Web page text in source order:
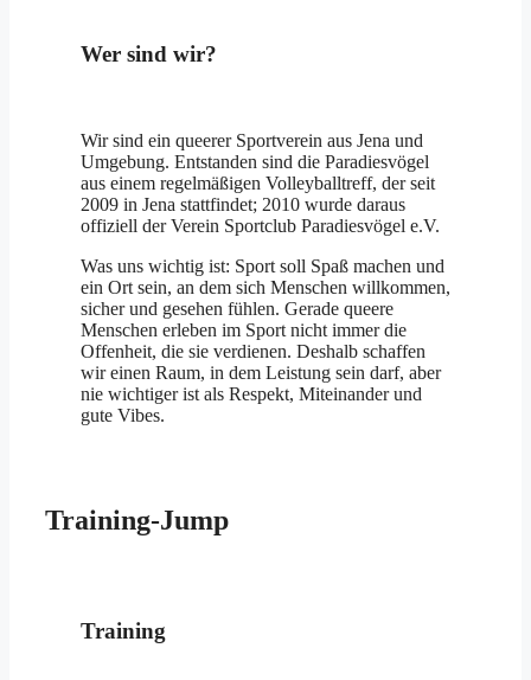
Wer sind wir?
Wir sind ein queerer Sportverein aus Jena und
Umgebung. Entstanden sind die Paradiesvögel
aus einem regelmäßigen Volleyballtreff, der seit
2009 in Jena stattfindet; 2010 wurde daraus
offiziell der Verein Sportclub Paradiesvögel e.V.
Was uns wichtig ist: Sport soll Spaß machen und
ein Ort sein, an dem sich Menschen willkommen,
sicher und gesehen fühlen. Gerade queere
Menschen erleben im Sport nicht immer die
Offenheit, die sie verdienen. Deshalb schaffen
wir einen Raum, in dem Leistung sein darf, aber
nie wichtiger ist als Respekt, Miteinander und
gute Vibes.
Training-Jump
Training